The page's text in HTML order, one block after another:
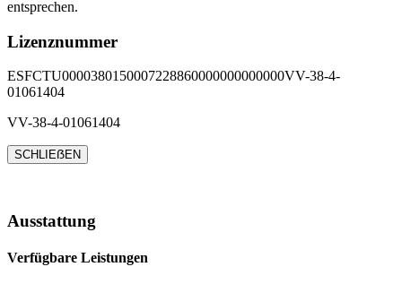
entsprechen.
Lizenznummer
ESFCTU0000380150007228860000000000000VV-38-4-
01061404
VV-38-4-01061404
SCHLIEẞEN
Ausstattung
Verfügbare Leistungen